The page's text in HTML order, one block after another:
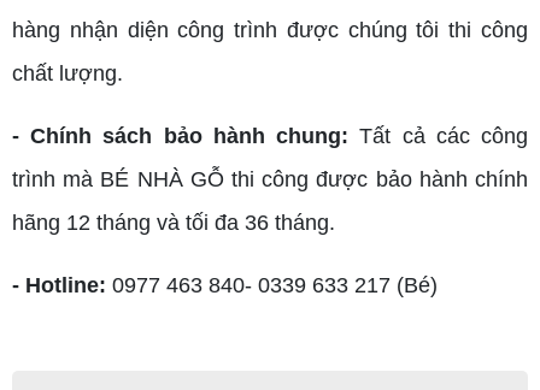
hàng nhận diện công trình được chúng tôi thi công
chất lượng.
- Chính sách bảo hành chung: Tất cả các công
trình mà BÉ NHÀ GỖ thi công được bảo hành chính
hãng 12 tháng và tối đa 36 tháng.
- Hotline: 0977 463 840- 0339 633 217 (Bé)